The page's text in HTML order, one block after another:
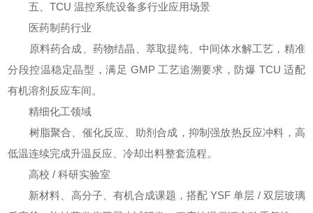
五、TCU 温控系统设备多行业应用场景
医药制药行业
原料药合成、药物结晶、萃取提纯、中间体水解工艺，精准
分段控温稳定晶型，满足 GMP 工艺追溯要求，防爆 TCU 适配
有机溶剂反应车间。
精细化工领域
树脂聚合、催化反应、助剂合成，抑制强放热反应冲料，高
低温连续完成升温反应、冷却出料整套流程。
高校 / 科研实验室
新材料、高分子、有机合成课题，搭配 YSF 单层 / 双层玻璃